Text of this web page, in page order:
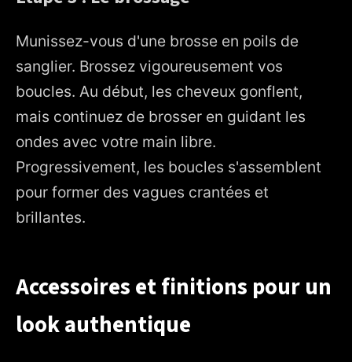
Munissez-vous d'une brosse en poils de
sanglier. Brossez vigoureusement vos
boucles. Au début, les cheveux gonflent,
mais continuez de brosser en guidant les
ondes avec votre main libre.
Progressivement, les boucles s'assemblent
pour former des vagues crantées et
brillantes.
Accessoires et finitions pour un
look authentique